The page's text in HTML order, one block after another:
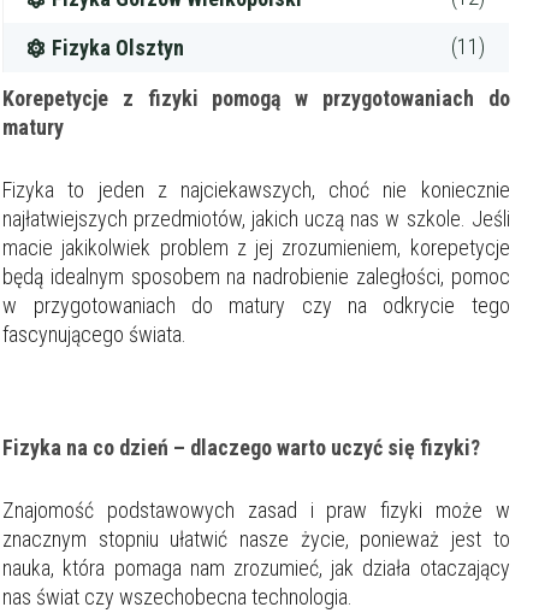
Fizyka Olsztyn (11)
Korepetycje z fizyki pomogą w przygotowaniach do
matury
Fizyka to jeden z najciekawszych, choć nie koniecznie
najłatwiejszych przedmiotów, jakich uczą nas w szkole. Jeśli
macie jakikolwiek problem z jej zrozumieniem, korepetycje
będą idealnym sposobem na nadrobienie zaległości, pomoc
w przygotowaniach do matury czy na odkrycie tego
fascynującego świata.
Fizyka na co dzień – dlaczego warto uczyć się fizyki?
Znajomość podstawowych zasad i praw fizyki może w
znacznym stopniu ułatwić nasze życie, ponieważ jest to
nauka, która pomaga nam zrozumieć, jak działa otaczający
nas świat czy wszechobecna technologia.